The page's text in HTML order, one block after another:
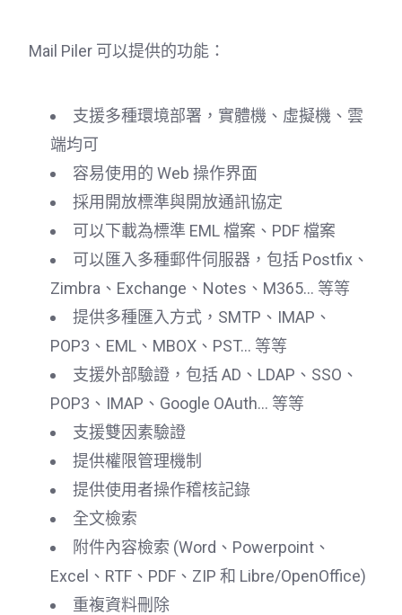
Mail Piler 可以提供的功能：
支援多種環境部署，實體機、虛擬機、雲
端均可
容易使用的 Web 操作界面
採用開放標準與開放通訊協定
可以下載為標準 EML 檔案、PDF 檔案
可以匯入多種郵件伺服器，包括 Postfix、
Zimbra、Exchange、Notes、M365... 等等
提供多種匯入方式，SMTP、IMAP、
POP3、EML、MBOX、PST... 等等
支援外部驗證，包括 AD、LDAP、SSO、
POP3、IMAP、Google OAuth... 等等
支援雙因素驗證
提供權限管理機制
提供使用者操作稽核記錄
全文檢索
附件內容檢索 (Word、Powerpoint、
Excel、RTF、PDF、ZIP 和 Libre/OpenOffice)
重複資料刪除